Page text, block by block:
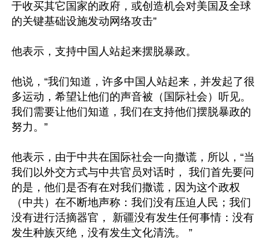
于收买其它国家的政府，或创造机会对美国及全球
的关键基础设施发动网络攻击”
他表示，支持中国人站起来摆脱暴政。
他说，“我们知道，许多中国人站起来，并发起了很
多运动，希望让他们的声音被（国际社会）听见。
我们需要让他们知道，我们在支持他们摆脱暴政的
努力。”
他表示，由于中共在国际社会一向撒谎，所以，“当
我们以外交方式与中共官员对话时， 我们首先要问
的是，他们是否有在对我们撒谎，因为这个政权
（中共）在不断地声称：我们没有压迫人民；我们
没有进行活摘器官， 新疆没有发生任何事情：没有
发生种族灭绝，没有发生文化清洗。 ”